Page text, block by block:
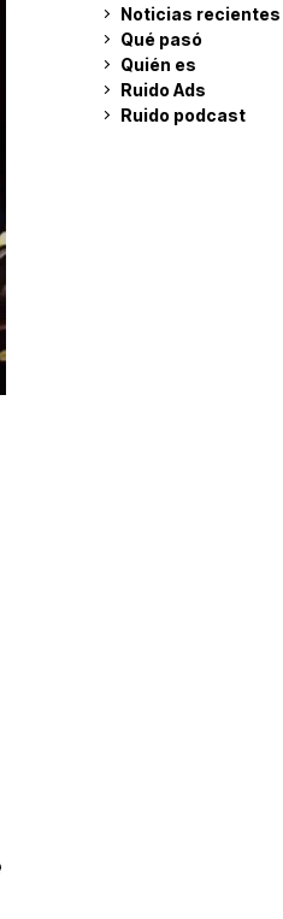
Noticias recientes
Qué pasó
Quién es
Ruido Ads
Ruido podcast